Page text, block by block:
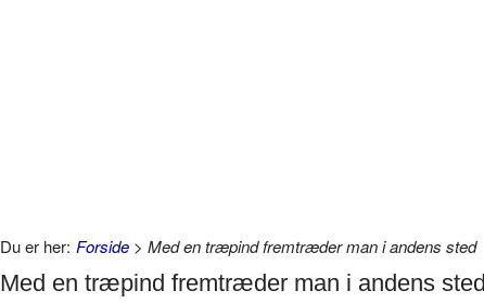
Du er her: Forside > Med en træpind fremtræder man i andens sted
Med en træpind fremtræder man i andens sted